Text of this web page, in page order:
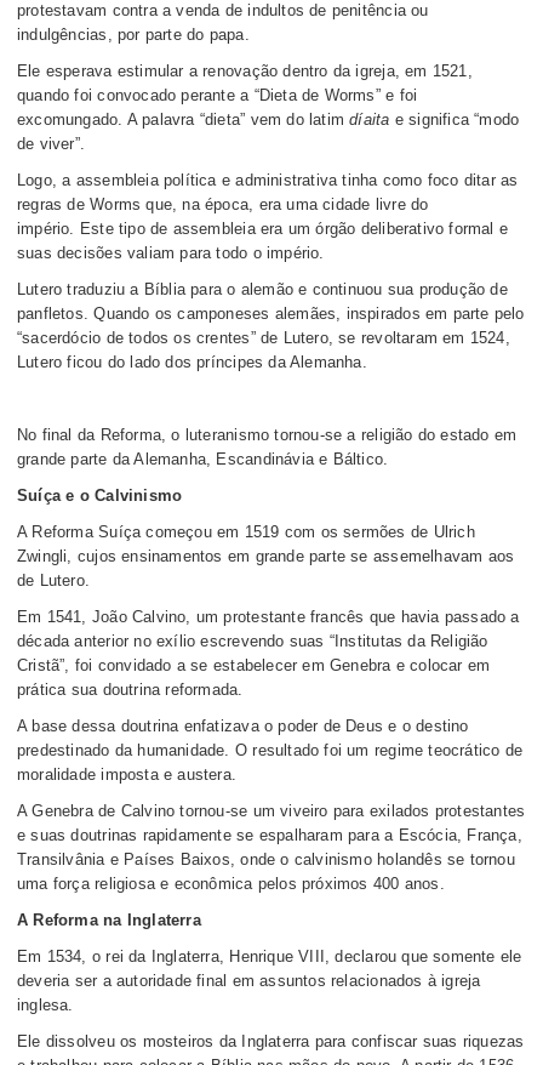
protestavam contra a venda de indultos de penitência ou
indulgências, por parte do papa.
Ele esperava estimular a renovação dentro da igreja, em 1521,
quando foi convocado perante a “Dieta de Worms” e foi
excomungado. A palavra “dieta” vem do latimdíaita e significa “modo
de viver”.
Logo, a assembleia política e administrativa tinha como foco ditar as
regras de Worms que, na época, era uma cidade livre do
império.
Este tipo de assembleia era um órgão deliberativo formal e
suas decisões valiam para todo o império.
Lutero traduziu a Bíblia para o alemão e continuou sua produção de
panfletos. Quando os camponeses alemães, inspirados em parte pelo
“sacerdócio de todos os crentes” de Lutero, se revoltaram em 1524,
Lutero ficou do lado dos príncipes da Alemanha.
No final da Reforma, o luteranismo tornou-se a religião do estado em
grande parte da Alemanha, Escandinávia e Báltico.
Suíça e o Calvinismo
A Reforma Suíça começou em 1519 com os sermões de Ulrich
Zwingli, cujos ensinamentos em grande parte se assemelhavam aos
de Lutero.
Em 1541, João Calvino, um protestante francês que havia passado a
década anterior no exílio escrevendo suas “Institutas da Religião
Cristã”, foi convidado a se estabelecer em Genebra e colocar em
prática sua doutrina reformada.
A base dessa doutrina enfatizava o poder de Deus e o destino
predestinado da humanidade. O resultado foi um regime teocrático de
moralidade imposta e austera.
A Genebra de Calvino tornou-se um viveiro para exilados protestantes
e suas doutrinas rapidamente se espalharam para a Escócia, França,
Transilvânia e Países Baixos, onde o calvinismo holandês se tornou
uma força religiosa e econômica pelos próximos 400 anos.
A Reforma na Inglaterra
Em 1534, o rei da Inglaterra, Henrique VIII, declarou que somente ele
deveria ser a autoridade final em assuntos relacionados à igreja
inglesa.
Ele dissolveu os mosteiros da Inglaterra para confiscar suas riquezas